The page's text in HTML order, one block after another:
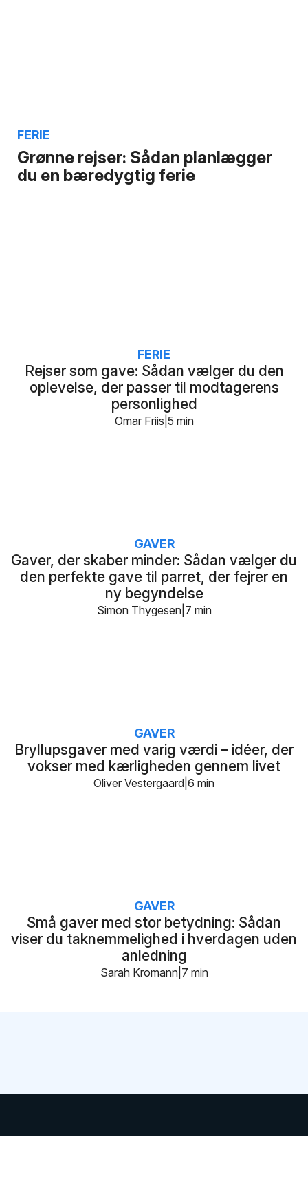
Grønne rejser: Sådan planlægger
du en bæredygtig ferie
FERIE
Rejser som gave: Sådan vælger du den
oplevelse, der passer til modtagerens
personlighed
FERIE
5 min
Omar Friis
Gaver, der skaber minder: Sådan vælger du
den perfekte gave til parret, der fejrer en
ny begyndelse
GAVER
7 min
Simon Thygesen
Bryllupsgaver med varig værdi – idéer, der
vokser med kærligheden gennem livet
GAVER
6 min
Oliver Vestergaard
Små gaver med stor betydning: Sådan
viser du taknemmelighed i hverdagen uden
anledning
GAVER
7 min
Sarah Kromann